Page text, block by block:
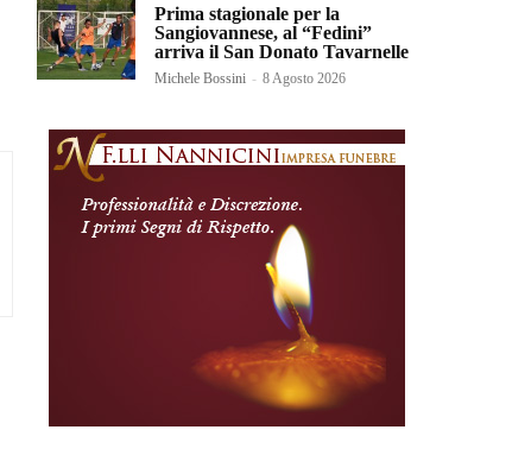
Prima stagionale per la
Sangiovannese, al “Fedini”
arriva il San Donato Tavarnelle
Michele Bossini - 8 Agosto 2026